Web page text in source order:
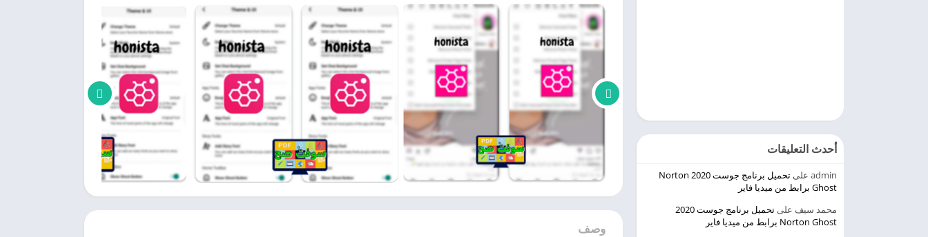
وصف
أحدث التعليقات
admin على
تحميل برنامج جوست 2020 Norton
Ghost برابط من ميديا فاير
محمد سيف على
تحميل برنامج جوست 2020
Norton Ghost برابط من ميديا فاير